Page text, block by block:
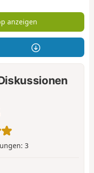
anzeigen
3